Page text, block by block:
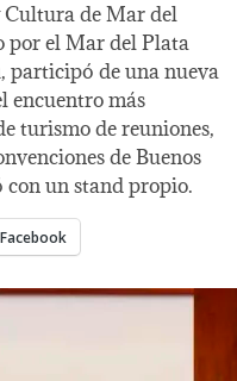
de Mar del
por el Mar del Plata
participó de una nueva
encuentro más
turismo de reuniones,
de Buenos
con un stand propio.
Facebook